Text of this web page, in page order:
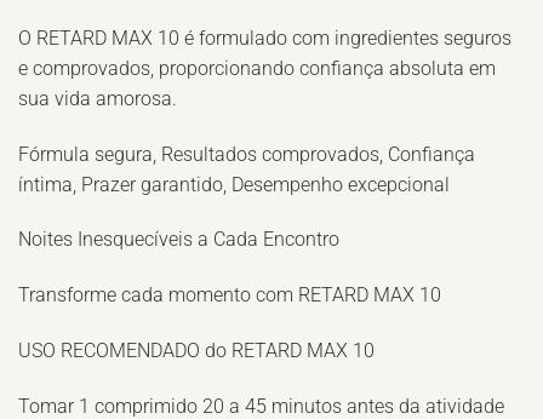
O RETARD MAX 10 é formulado com ingredientes seguros
e comprovados, proporcionando confiança absoluta em
sua vida amorosa.
Fórmula segura, Resultados comprovados, Confiança
íntima, Prazer garantido, Desempenho excepcional
Noites Inesquecíveis a Cada Encontro
Transforme cada momento com RETARD MAX 10
USO RECOMENDADO do RETARD MAX 10
Tomar 1 comprimido 20 a 45 minutos antes da atividade